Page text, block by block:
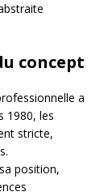
concept
a
1980, les
stricte,
position,